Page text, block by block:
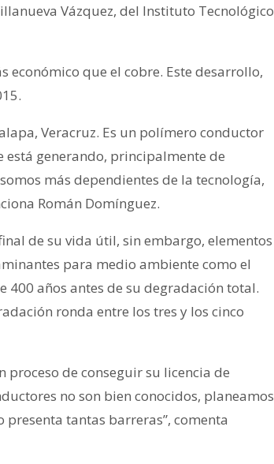
Vázquez, del Instituto Tecnológico
económico que el cobre. Este desarrollo,
Veracruz. Es un polímero conductor
generando, principalmente de
más dependientes de la tecnología,
Román Domínguez.
de su vida útil, sin embargo, elementos
para medio ambiente como el
400 años antes de su degradación total.
ronda entre los tres y los cinco
proceso de conseguir su licencia de
no son bien conocidos, planeamos
tantas barreras”, comenta